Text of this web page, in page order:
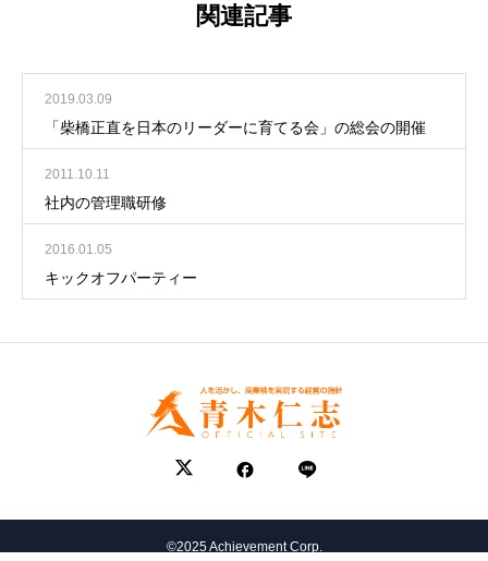
関連記事
2019.03.09
「柴橋正直を日本のリーダーに育てる会」の総会の開催
2011.10.11
社内の管理職研修
2016.01.05
キックオフパーティー
©2025 Achievement Corp.